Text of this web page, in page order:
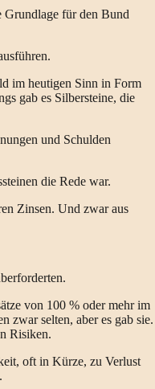
für den Bund
im heutigen Sinn in Form
gab es Silbersteine, die
und Schulden
die Rede war.
Zinsen. Und zwar aus
von 100 % oder mehr im
zwar selten, aber es gab sie.
Risiken.
oft in Kürze, zu Verlust